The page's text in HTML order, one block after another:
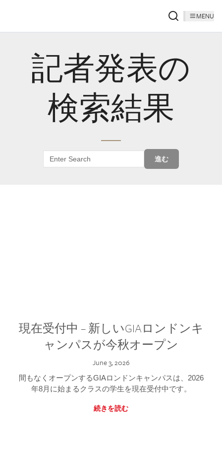
MENU
記者発表の
検索結果
進む
現在受付中 – 新しいGIAロンドンキ
ャンパスが今秋オープン
June 3, 2026
間もなくオープンするGIAロンドンキャンパスは、2026
年8月に始まるクラスの学生を現在受付中です。
続きを読む